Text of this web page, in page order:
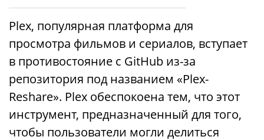
Plex, популярная платформа для
просмотра фильмов и сериалов, вступает
в противостояние с GitHub из-за
репозитория под названием «Plex-
Reshare». Plex обеспокоена тем, что этот
инструмент, предназначенный для того,
чтобы пользователи могли делиться